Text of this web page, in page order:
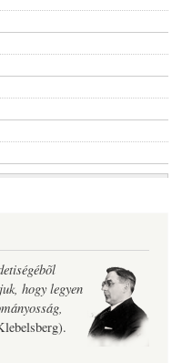
hogy legyen